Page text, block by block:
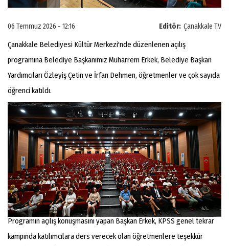
Editör: Çanakkale TV
06 Temmuz 2026 - 12:16
Çanakkale Belediyesi Kültür Merkezi'nde düzenlenen açılış
programına Belediye Başkanımız Muharrem Erkek, Belediye Başkan
Yardımcıları Özleyiş Çetin ve İrfan Dehmen, öğretmenler ve çok sayıda
öğrenci katıldı.
Programın açılış konuşmasını yapan Başkan Erkek, KPSS genel tekrar
kampında katılımcılara ders verecek olan öğretmenlere teşekkür